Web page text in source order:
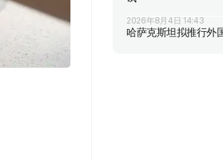
2026年8月4日 14:43
哈萨克斯坦拟推行外